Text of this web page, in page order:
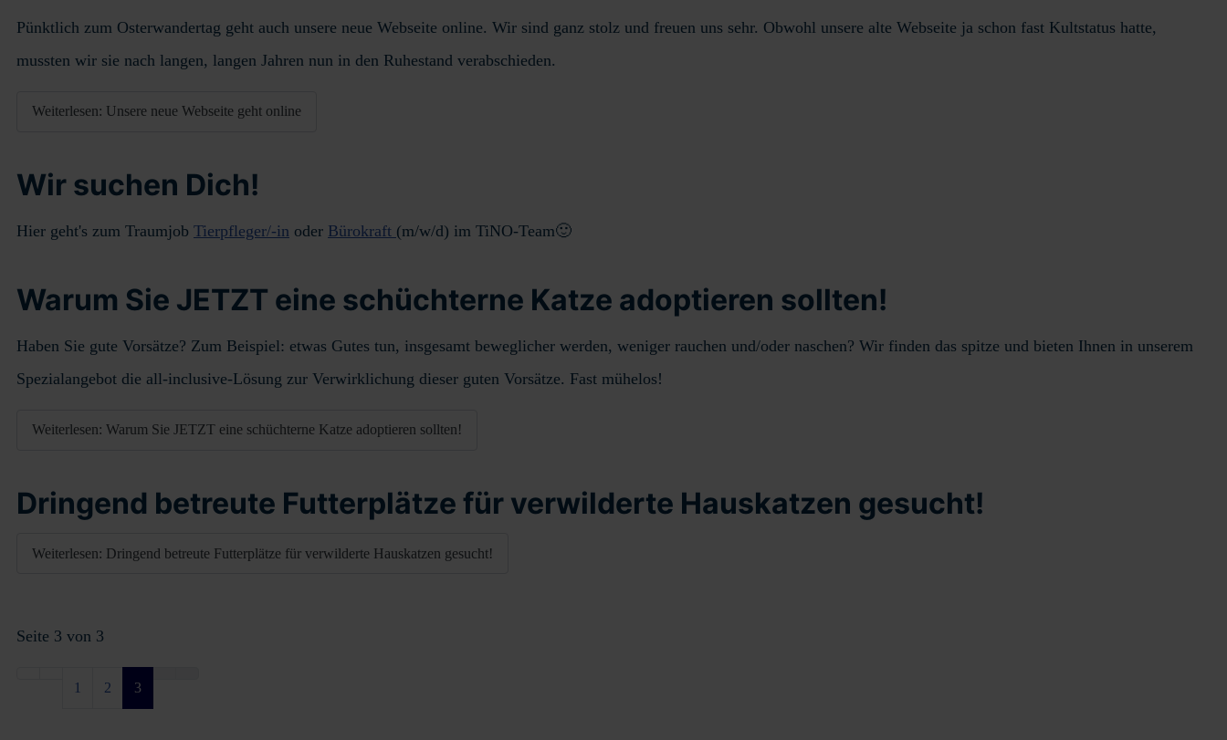
Pünktlich zum Osterwandertag geht auch unsere neue Webseite online. Wir sind ganz stolz und freuen uns sehr. Obwohl unsere alte Webseite ja schon fast Kultstatus hatte,
mussten wir sie nach langen, langen Jahren nun in den Ruhestand verabschieden.
Weiterlesen: Unsere neue Webseite geht online
Wir suchen Dich!
Hier geht's zum Traumjob Tierpfleger/-in oder Bürokraft (m/w/d) im TiNO-Team🙂
Warum Sie JETZT eine schüchterne Katze adoptieren sollten!
Haben Sie gute Vorsätze? Zum Beispiel: etwas Gutes tun, insgesamt beweglicher werden, weniger rauchen und/oder naschen? Wir finden das spitze und bieten Ihnen in unserem
Spezialangebot die all-inclusive-Lösung zur Verwirklichung dieser guten Vorsätze. Fast mühelos!
Weiterlesen: Warum Sie JETZT eine schüchterne Katze adoptieren sollten!
Dringend betreute Futterplätze für verwilderte Hauskatzen gesucht!
Weiterlesen: Dringend betreute Futterplätze für verwilderte Hauskatzen gesucht!
Seite 3 von 3
1 2 3